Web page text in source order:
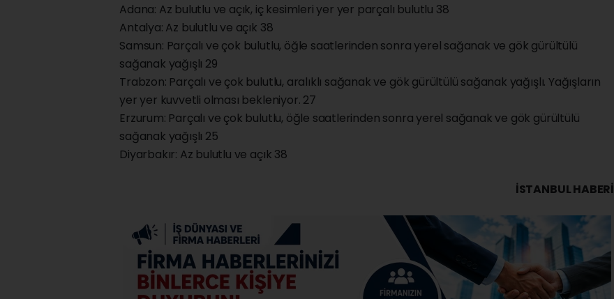
Adana: Az bulutlu ve açık, iç kesimleri yer yer parçalı bulutlu 38
Antalya: Az bulutlu ve açık 38
Samsun: Parçalı ve çok bulutlu, öğle saatlerinden sonra yerel sağanak ve gök gürültülü
sağanak yağışlı 29
Trabzon: Parçalı ve çok bulutlu, aralıklı sağanak ve gök gürültülü sağanak yağışlı. Yağışların
yer yer kuvvetli olması bekleniyor. 27
Erzurum: Parçalı ve çok bulutlu, öğle saatlerinden sonra yerel sağanak ve gök gürültülü
sağanak yağışlı 25
Diyarbakır: Az bulutlu ve açık 38
İSTANBUL HABERİ